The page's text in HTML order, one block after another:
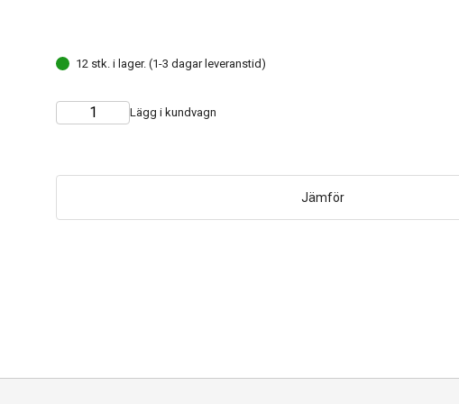
12 stk. i lager. (1-3 dagar leveranstid)
Choose
Quantity Lägg i kundvagn
Jämför